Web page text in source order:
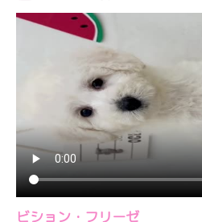
ビション・フリーゼ